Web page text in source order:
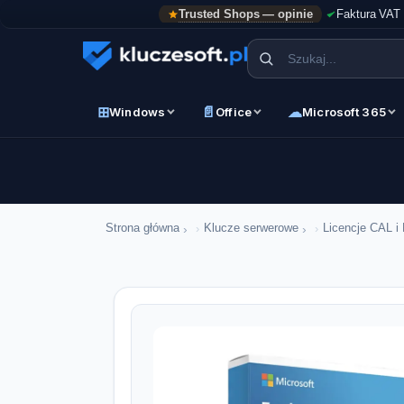
Trusted Shops — opinie Faktura
⊞Windows 📄 Office ☁Microsoft 365
Strona główna › Klucze serwerowe › Licencje CAL i